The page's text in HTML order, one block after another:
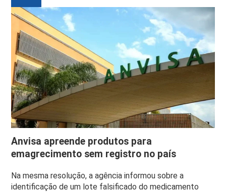
Anvisa apreende produtos para
emagrecimento sem registro no país
Na mesma resolução, a agência informou sobre a
identificação de um lote falsificado do medicamento